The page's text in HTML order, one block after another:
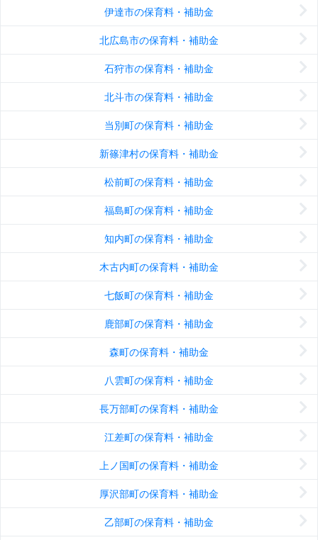
伊達市の保育料・補助金
北広島市の保育料・補助金
石狩市の保育料・補助金
北斗市の保育料・補助金
当別町の保育料・補助金
新篠津村の保育料・補助金
松前町の保育料・補助金
福島町の保育料・補助金
知内町の保育料・補助金
木古内町の保育料・補助金
七飯町の保育料・補助金
鹿部町の保育料・補助金
森町の保育料・補助金
八雲町の保育料・補助金
長万部町の保育料・補助金
江差町の保育料・補助金
上ノ国町の保育料・補助金
厚沢部町の保育料・補助金
乙部町の保育料・補助金